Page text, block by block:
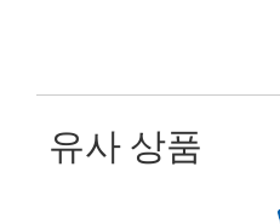
유사 상품